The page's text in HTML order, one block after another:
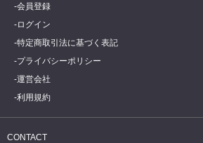
会員登録
ログイン
特定商取引法に基づく表記
プライバシーポリシー
運営会社
利用規約
CONTACT